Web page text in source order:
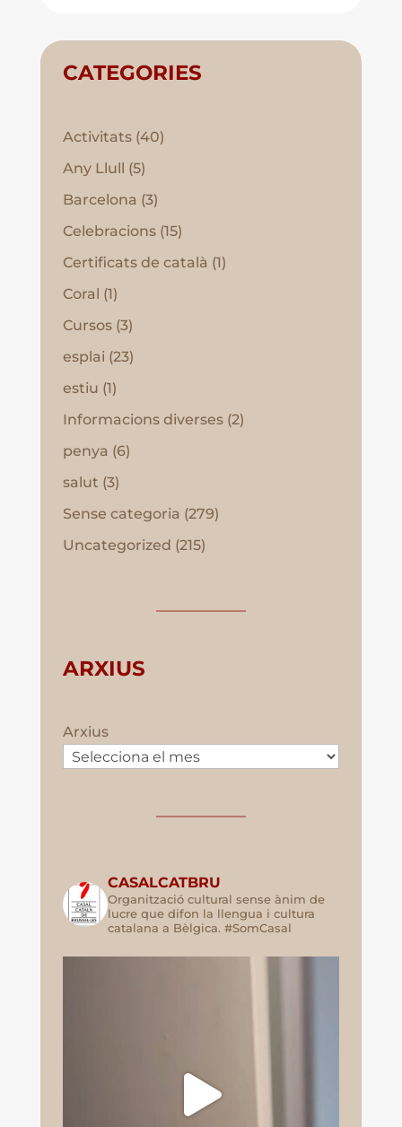
CATEGORIES
Activitats(40)
Any Llull (5)
Barcelona (3)
Celebracions(15)
Certificats de català (1)
Coral (1)
Cursos(3)
esplai (23)
estiu (1)
Informacions diverses(2)
penya (6)
salut (3)
Sense categoria (279)
Uncategorized (215)
ARXIUS
Arxius
CASALCATBRU
Organització cultural sense ànim de
lucre que difon la llengua i cultura
catalana a Bèlgica. #SomCasal